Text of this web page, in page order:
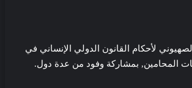
لأحكام القانون الدولي الإنساني في
المحامين, بمشاركة وفود من عدة دول.